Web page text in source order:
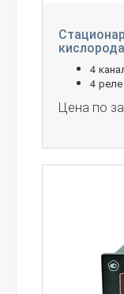
4
4 реле
Цена по